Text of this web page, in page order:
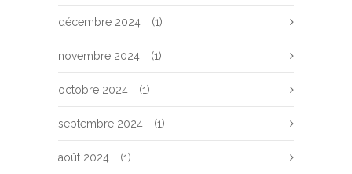
décembre 2024 (1)
novembre 2024 (1)
octobre 2024 (1)
septembre 2024 (1)
août 2024 (1)